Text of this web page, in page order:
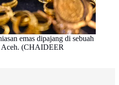
emas dipajang di sebuah
Aceh. (CHAIDEER